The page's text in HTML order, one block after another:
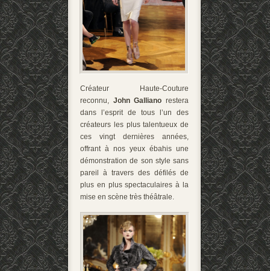
Créateur Haute-Couture
reconnu, John Galliano restera
dans l’esprit de tous l’un des
créateurs les plus talentueux de
ces vingt dernières années,
offrant à nos yeux ébahis une
démonstration de son style sans
pareil à travers des défilés de
plus en plus spectaculaires à la
mise en scène très théâtrale.